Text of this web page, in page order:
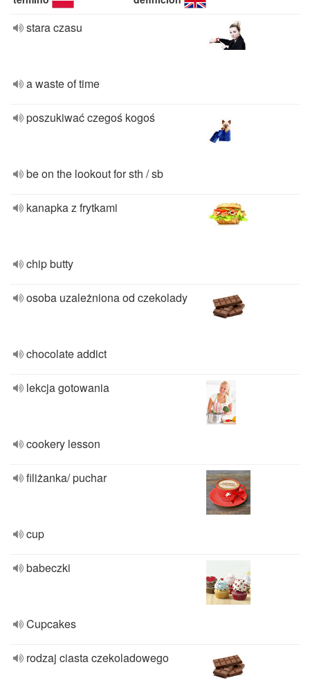
stara czasu
a waste of time
poszukiwać czegoś kogoś
be on the lookout for sth / sb
kanapka z frytkami
chip butty
osoba uzależniona od czekolady
chocolate addict
lekcja gotowania
cookery lesson
filiżanka/ puchar
cup
babeczki
Cupcakes
rodzaj ciasta czekoladowego